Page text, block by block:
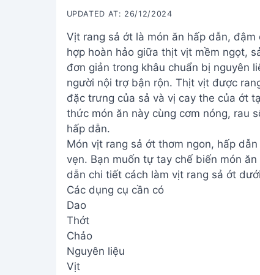
UPDATED AT: 26/12/2024
Vịt rang sả ớt là món ăn hấp dẫn,
hợp hoàn hảo giữa thịt vịt mềm ngọt,
đơn giản trong khâu chuẩn bị nguyên
người nội trợ bận rộn. Thịt vịt được
đặc trưng của sả và vị cay the của ớt
thức món ăn này cùng cơm nóng, rau
hấp dẫn.
Món vịt rang sả ớt thơm ngon, hấp
vẹn. Bạn muốn tự tay chế biến món
dẫn chi tiết cách làm vịt rang sả ớt
Các dụng cụ cần có
Dao
Thớt
Chảo
Nguyên liệu
Vịt